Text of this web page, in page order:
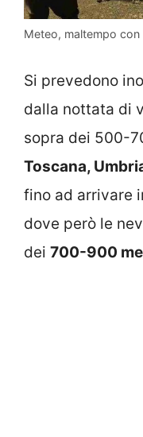
Meteo, maltempo
Si prevedono
dalla nottata di
sopra dei 500-
Toscana,
fino ad arrivare
dove però le
dei 700-900